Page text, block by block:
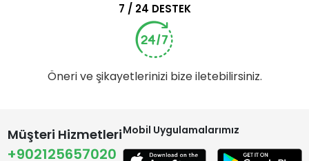
7 / 24 DESTEK
Öneri ve şikayetlerinizi bize iletebilirsiniz.
Müşteri Hizmetleri
+902125657020
Mobil Uygulamalarımız